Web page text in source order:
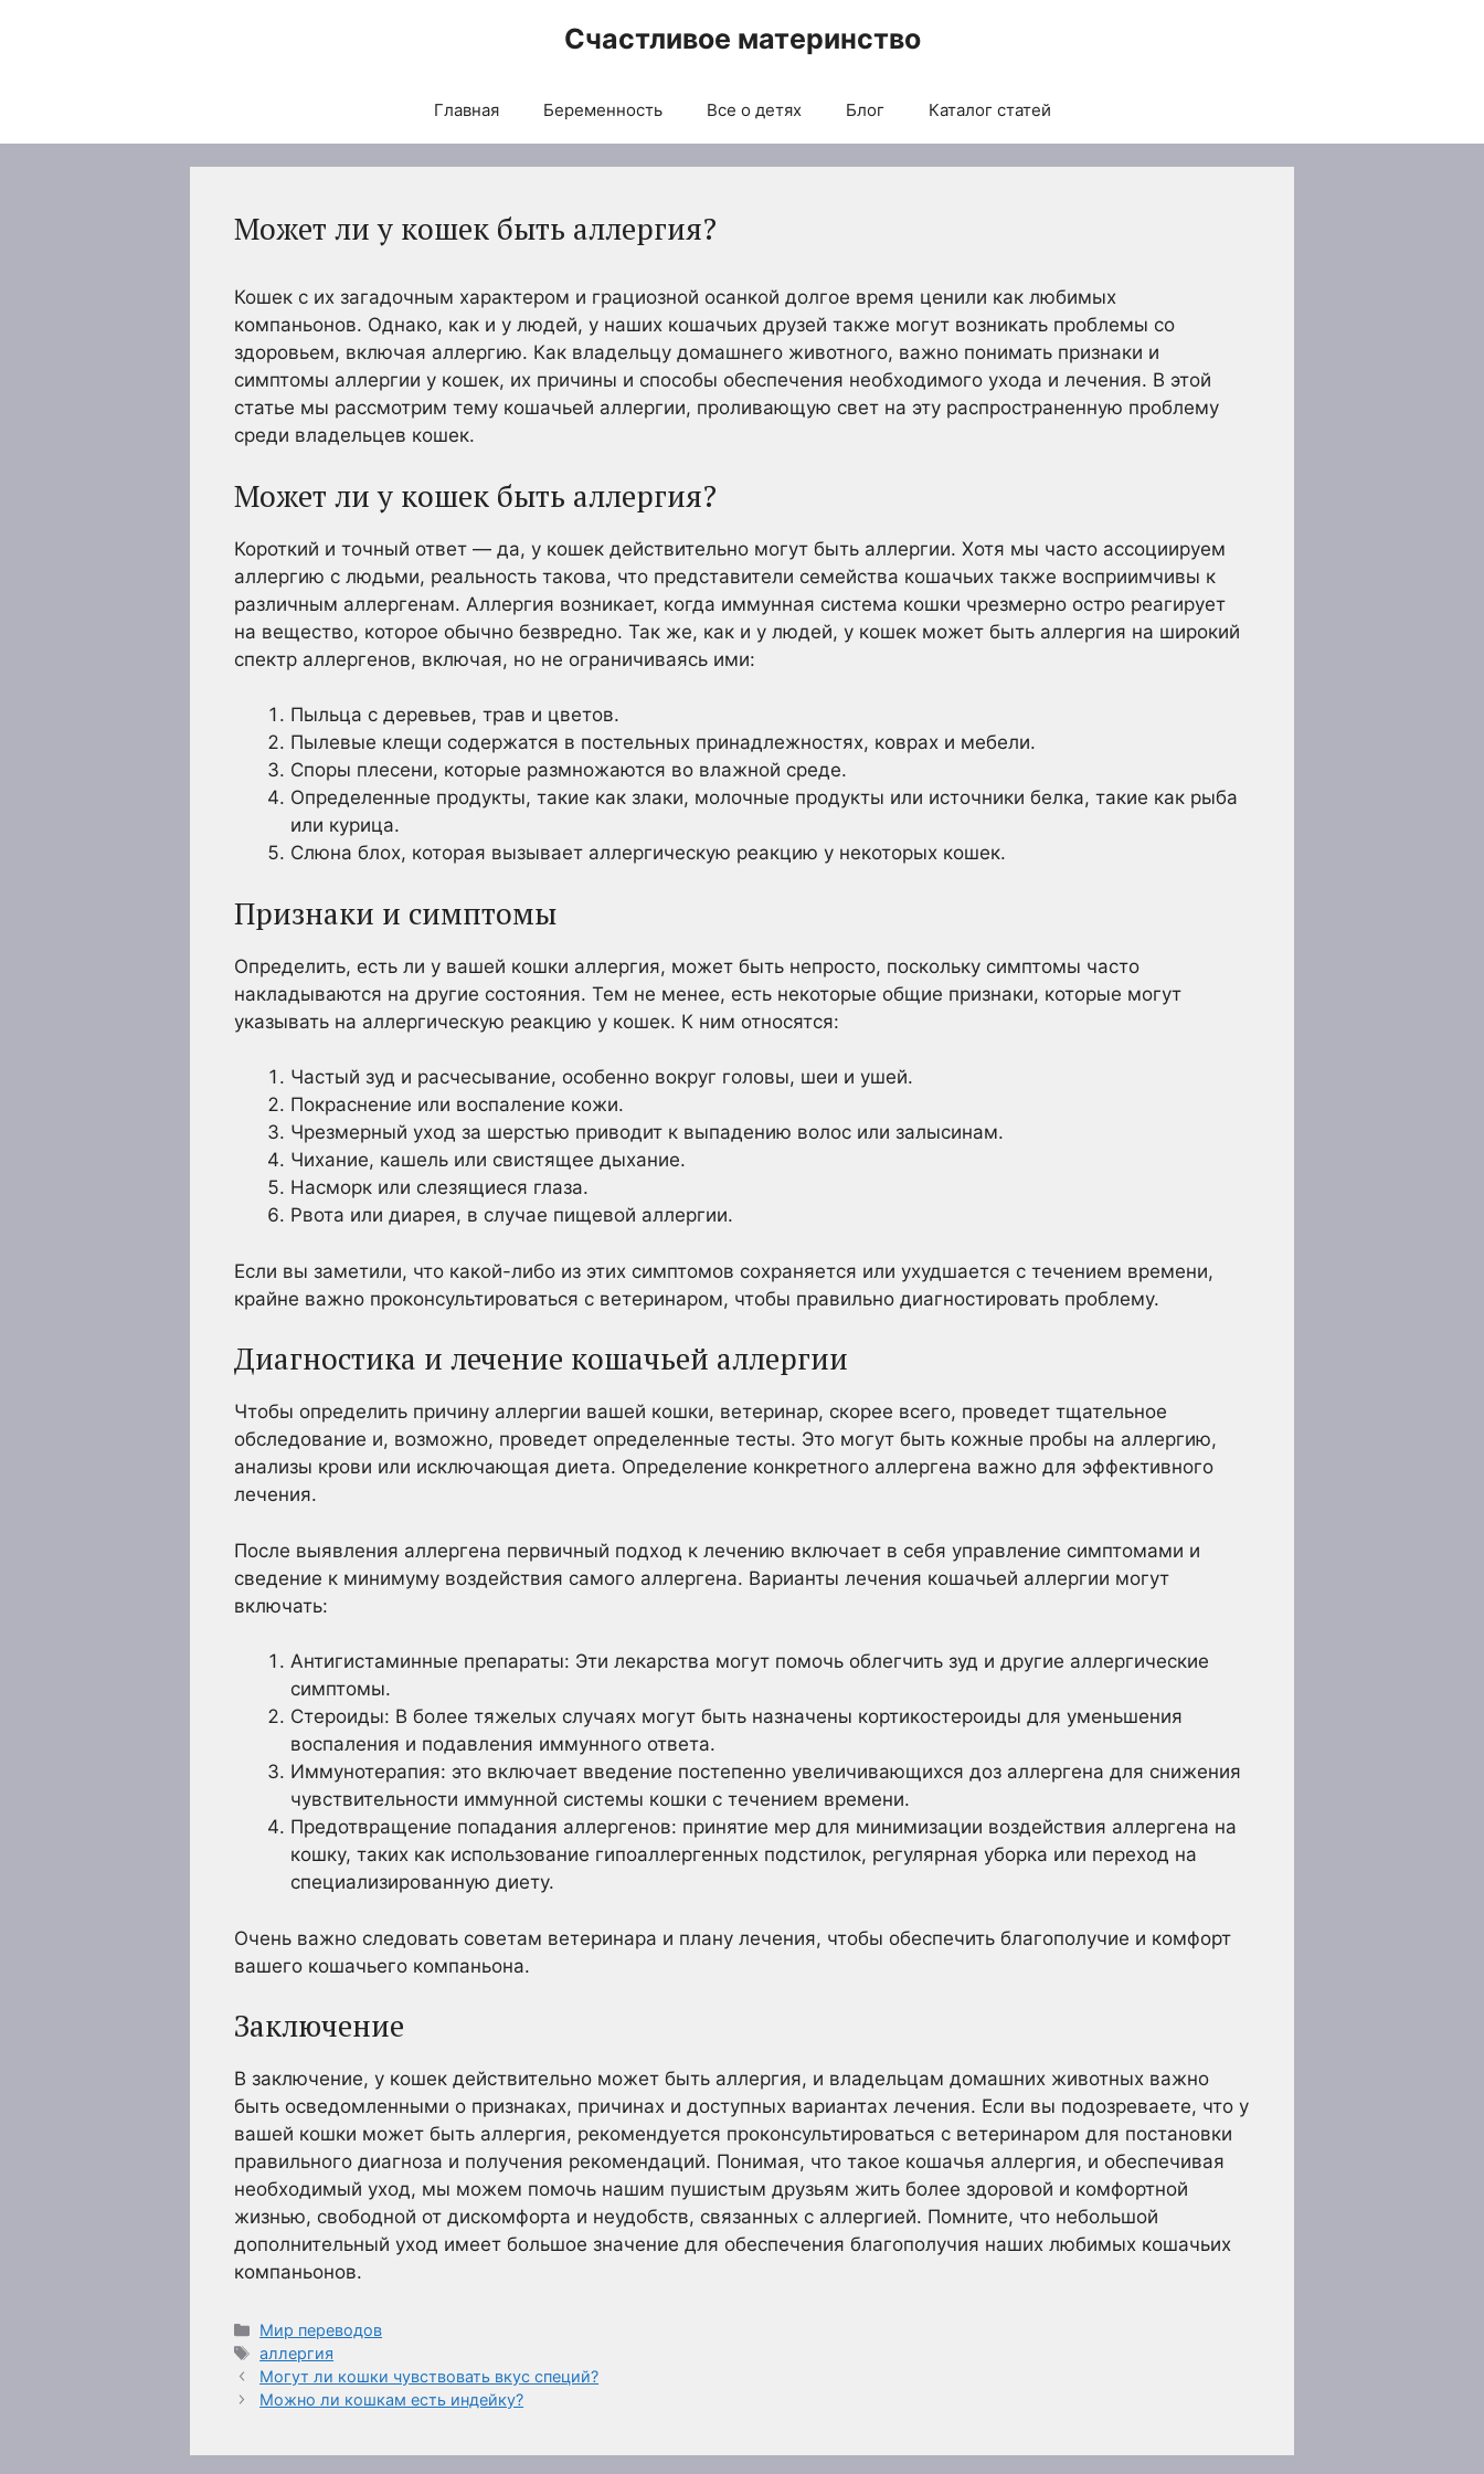
Счастливое материнство
Главная Беременность Все о детях Блог Каталог статей
Может ли у кошек быть аллергия?
Кошек с их загадочным характером и грациозной осанкой долгое время ценили как любимых
компаньонов. Однако, как и у людей, у наших кошачьих друзей также могут возникать проблемы со
здоровьем, включая аллергию. Как владельцу домашнего животного, важно понимать признаки и
симптомы аллергии у кошек, их причины и способы обеспечения необходимого ухода и лечения. В этой
статье мы рассмотрим тему кошачьей аллергии, проливающую свет на эту распространенную проблему
среди владельцев кошек.
Может ли у кошек быть аллергия?
Короткий и точный ответ — да, у кошек действительно могут быть аллергии. Хотя мы часто ассоциируем
аллергию с людьми, реальность такова, что представители семейства кошачьих также восприимчивы к
различным аллергенам. Аллергия возникает, когда иммунная система кошки чрезмерно остро реагирует
на вещество, которое обычно безвредно. Так же, как и у людей, у кошек может быть аллергия на широкий
спектр аллергенов, включая, но не ограничиваясь ими:
Пыльца с деревьев, трав и цветов.
Пылевые клещи содержатся в постельных принадлежностях, коврах и мебели.
Споры плесени, которые размножаются во влажной среде.
Определенные продукты, такие как злаки, молочные продукты или источники белка, такие как рыба
или курица.
Слюна блох, которая вызывает аллергическую реакцию у некоторых кошек.
Признаки и симптомы
Определить, есть ли у вашей кошки аллергия, может быть непросто, поскольку симптомы часто
накладываются на другие состояния. Тем не менее, есть некоторые общие признаки, которые могут
указывать на аллергическую реакцию у кошек. К ним относятся:
Частый зуд и расчесывание, особенно вокруг головы, шеи и ушей.
Покраснение или воспаление кожи.
Чрезмерный уход за шерстью приводит к выпадению волос или залысинам.
Чихание, кашель или свистящее дыхание.
Насморк или слезящиеся глаза.
Рвота или диарея, в случае пищевой аллергии.
Если вы заметили, что какой-либо из этих симптомов сохраняется или ухудшается с течением времени,
крайне важно проконсультироваться с ветеринаром, чтобы правильно диагностировать проблему.
Диагностика и лечение кошачьей аллергии
Чтобы определить причину аллергии вашей кошки, ветеринар, скорее всего, проведет тщательное
обследование и, возможно, проведет определенные тесты. Это могут быть кожные пробы на аллергию,
анализы крови или исключающая диета. Определение конкретного аллергена важно для эффективного
лечения.
После выявления аллергена первичный подход к лечению включает в себя управление симптомами и
сведение к минимуму воздействия самого аллергена. Варианты лечения кошачьей аллергии могут
включать:
Антигистаминные препараты: Эти лекарства могут помочь облегчить зуд и другие аллергические
симптомы.
Стероиды: В более тяжелых случаях могут быть назначены кортикостероиды для уменьшения
воспаления и подавления иммунного ответа.
Иммунотерапия: это включает введение постепенно увеличивающихся доз аллергена для снижения
чувствительности иммунной системы кошки с течением времени.
Предотвращение попадания аллергенов: принятие мер для минимизации воздействия аллергена на
кошку, таких как использование гипоаллергенных подстилок, регулярная уборка или переход на
специализированную диету.
Очень важно следовать советам ветеринара и плану лечения, чтобы обеспечить благополучие и комфорт
вашего кошачьего компаньона.
Заключение
В заключение, у кошек действительно может быть аллергия, и владельцам домашних животных важно
быть осведомленными о признаках, причинах и доступных вариантах лечения. Если вы подозреваете, что у
вашей кошки может быть аллергия, рекомендуется проконсультироваться с ветеринаром для постановки
правильного диагноза и получения рекомендаций. Понимая, что такое кошачья аллергия, и обеспечивая
необходимый уход, мы можем помочь нашим пушистым друзьям жить более здоровой и комфортной
жизнью, свободной от дискомфорта и неудобств, связанных с аллергией. Помните, что небольшой
дополнительный уход имеет большое значение для обеспечения благополучия наших любимых кошачьих
компаньонов.
Рубрики
Мир переводов
Метки
аллергия
Могут ли кошки чувствовать вкус специй?
Можно ли кошкам есть индейку?